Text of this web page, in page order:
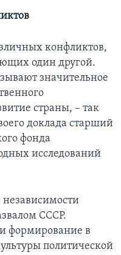
конфликтов,
один другой.
значительное
страны, – так
доклада старший
фонда
исследований
независимости
СССР.
формирование в
политической